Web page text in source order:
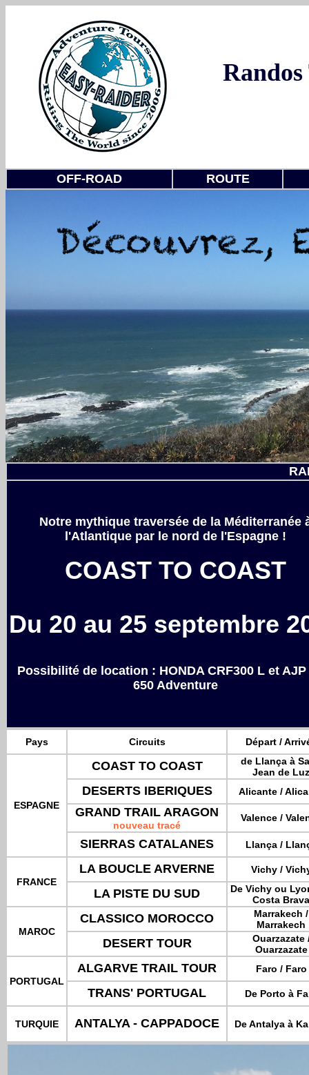
OFF-ROAD ROUTE
Notre mythique traversée de la Méditerranée
l'Atlantique par le nord de l'Espagne !
COAST TO COAST
Du 20 au 25 septembre
Possibilité de location : HONDA CRF300 L et AJP
650 Adventure
Pays Circuits Départ /
ESPAGNE
COAST TO COAST
de Llança à
Jean de Luz
DESERTS IBERIQUES Alicante /
GRAND TRAIL ARAGON
nouveau tracé
Valence /
SIERRAS CATALANES Llança /
FRANCE
LA BOUCLE ARVERNE Vichy /
LA PISTE DU SUD
De Vichy ou
Costa Brava
MAROC
CLASSICO MOROCCO
Marrakech /
Marrakech
DESERT TOUR
Ouarzazate
Ouarzazate
PORTUGAL
ALGARVE TRAIL TOUR Faro / Faro
TRANS' PORTUGAL De Porto à
TURQUIE ANTALYA - CAPPADOCE De Antalya à